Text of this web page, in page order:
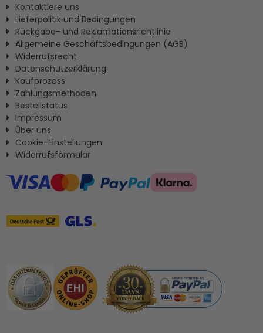
Kontaktiere uns
Lieferpolitik und Bedingungen
Rückgabe- und Reklamationsrichtlinie
Allgemeine Geschäftsbedingungen (AGB)
Widerrufsrecht
Datenschutzerklärung
Kaufprozess
Zahlungsmethoden
Bestellstatus
Impressum
Ûber uns
Cookie-Einstellungen
Widerrufsformular